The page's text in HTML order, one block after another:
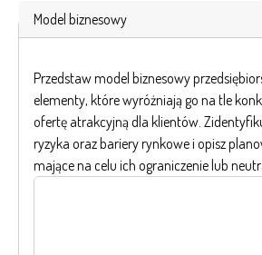
Model biznesowy
Przedstaw model biznesowy
elementy, które wyróżniają go na tle
ofertę atrakcyjną dla klientów.
ryzyka oraz bariery rynkowe i opisz
mające na celu ich ograniczenie lub